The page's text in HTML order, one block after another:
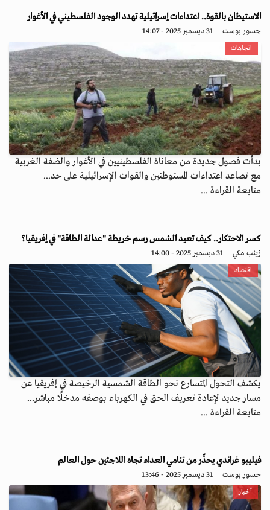
الاستيطان بالقوة.. اعتداءات إسرائيلية تهدد الوجود الفلسطيني في الأغوار
جسور بوست 31 ديسمبر 2025 - 14:07
اتجاهات
بدأت فصول جديدة من معاناة الفلسطينيين في الأغوار والضفة الغربية
مع تصاعد اعتداءات المستوطنين والقوات الإسرائيلية على حد...
متابعة القراءة ...
كسر الاحتكار.. كيف تعيد الشمس رسم خريطة "عدالة الطاقة" في إفريقيا؟
زينب مكي 31 ديسمبر 2025 - 14:00
اقتصاد
يكشف التحول المتسارع نحو الطاقة الشمسية الرخيصة في إفريقيا عن
مسار جديد لإعادة تعريف الحق في الكهرباء بوصفه مدخلًا مباشر...
متابعة القراءة ...
فيليبو غراندي يحذّر من تنامي العداء تجاه اللاجئين حول العالم
جسور بوست 31 ديسمبر 2025 - 13:46
أخبار